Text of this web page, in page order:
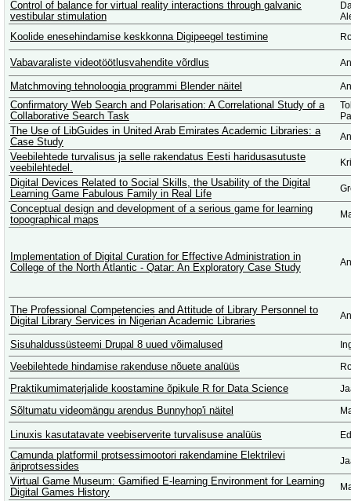
Control of balance for virtual reality interactions through galvanic
vestibular stimulation
Koolide enesehindamise keskkonna Digipeegel testimine
Vabavaraliste videotöötlusvahendite võrdlus
Matchmoving tehnoloogia programmi Blender näitel
Confirmatory Web Search and Polarisation: A Correlational Study of a
Collaborative Search Task
The Use of LibGuides in United Arab Emirates Academic Libraries: a
Case Study
Veebilehtede turvalisus ja selle rakendatus Eesti haridusasutuste
veebilehtedel.
Digital Devices Related to Social Skills, the Usability of the Digital
Learning Game Fabulous Family in Real Life
Conceptual design and development of a serious game for learning
topographical maps
Implementation of Digital Curation for Effective Administration in
College of the North Atlantic - Qatar: An Exploratory Case Study
The Professional Competencies and Attitude of Library Personnel to
Digital Library Services in Nigerian Academic Libraries
Sisuhaldussüsteemi Drupal 8 uued võimalused
Veebilehtede hindamise rakenduse nõuete analüüs
Praktikumimaterjalide koostamine õpikule R for Data Science
Sõltumatu videomängu arendus Bunnyhop'i näitel
Linuxis kasutatavate veebiserverite turvalisuse analüüs
Camunda platformil protsessimootori rakendamine Elektrilevi
äriprotsessides
Virtual Game Museum: Gamified E-learning Environment for Learning
Digital Games History